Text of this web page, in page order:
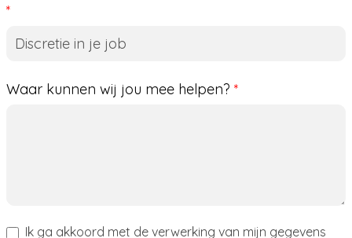
*
Waar kunnen wij jou mee helpen? *
Ik ga akkoord met de verwerking van mijn gegevens